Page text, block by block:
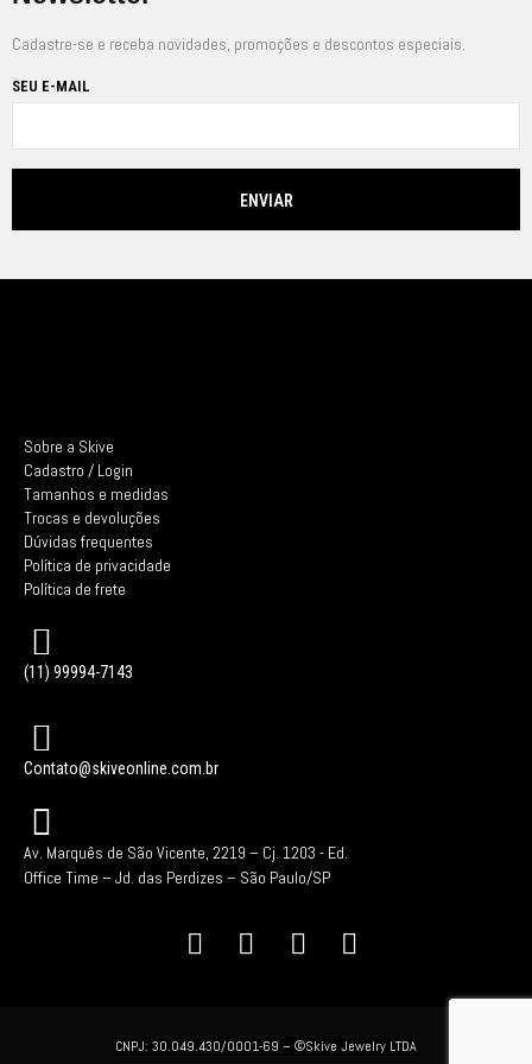
Cadastre-se e receba novidades, promoções e descontos especiais.
SEU E-MAIL
Sobre a Skive
Cadastro / Login
Tamanhos e medidas
Trocas e devoluções
Dúvidas frequentes
Política de privacidade
Política de frete
(11) 99994-7143
Contato@skiveonline.com.br
Av. Marquês de São Vicente, 2219 – Cj. 1203 - Ed.
Office Time – Jd. das Perdizes – São Paulo/SP
CNPJ: 30.049.430/0001-69 – ©Skive Jewelry LTDA